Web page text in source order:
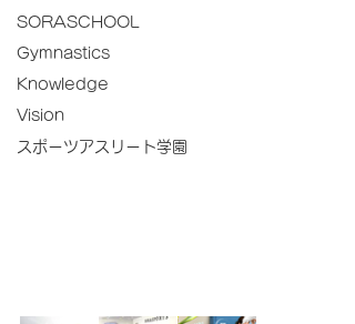
SORASCHOOL
Gymnastics
Knowledge
Vision
スポーツアスリート学園